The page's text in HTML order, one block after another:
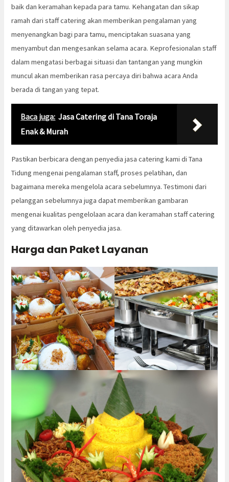
baik dan keramahan kepada para tamu. Kehangatan dan sikap
ramah dari staff catering akan memberikan pengalaman yang
menyenangkan bagi para tamu, menciptakan suasana yang
menyambut dan mengesankan selama acara. Keprofesionalan staff
dalam mengatasi berbagai situasi dan tantangan yang mungkin
muncul akan memberikan rasa percaya diri bahwa acara Anda
berada di tangan yang tepat.
Baca juga: Jasa Catering di Tana Toraja
Enak & Murah
Pastikan berbicara dengan penyedia jasa catering kami di Tana
Tidung mengenai pengalaman staff, proses pelatihan, dan
bagaimana mereka mengelola acara sebelumnya. Testimoni dari
pelanggan sebelumnya juga dapat memberikan gambaran
mengenai kualitas pengelolaan acara dan keramahan staff catering
yang ditawarkan oleh penyedia jasa.
Harga dan Paket Layanan